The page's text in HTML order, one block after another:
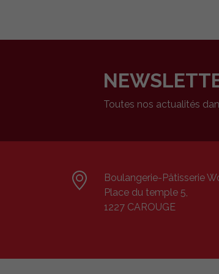
Toutes nos actualités
Boulangerie-Pâtisserie
Place du temple 5,
1227 CAROUGE